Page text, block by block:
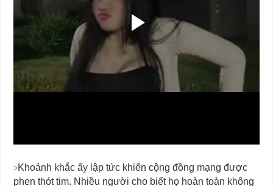
>Khoảnh khắc ấy lập tức khiến cộng đồng mạng được
phen thót tim. Nhiều người cho biết họ hoàn toàn không